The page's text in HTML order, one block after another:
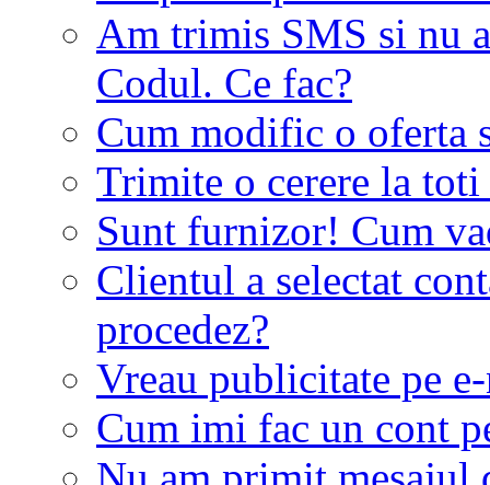
Am trimis SMS si nu
Codul. Ce fac?
Cum modific o oferta
Trimite o cerere la
Sunt furnizor! Cum
Clientul a selectat
procedez?
Vreau publicitate pe
Cum imi fac un cont